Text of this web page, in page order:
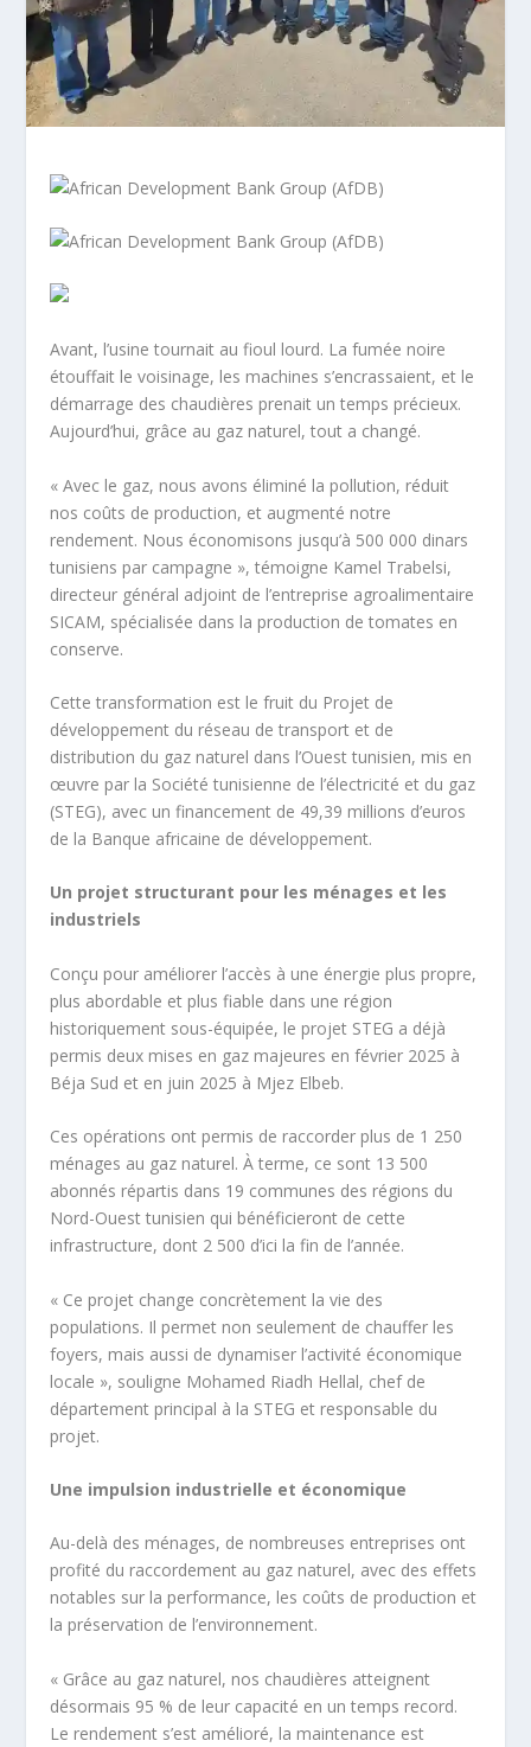
Avant, l’usine tournait au fioul lourd. La fumée noire
étouffait le voisinage, les machines s’encrassaient, et le
démarrage des chaudières prenait un temps précieux.
Aujourd’hui, grâce au gaz naturel, tout a changé.
« Avec le gaz, nous avons éliminé la pollution, réduit
nos coûts de production, et augmenté notre
rendement. Nous économisons jusqu’à 500 000 dinars
tunisiens par campagne », témoigne Kamel Trabelsi,
directeur général adjoint de l’entreprise agroalimentaire
SICAM, spécialisée dans la production de tomates en
conserve.
Cette transformation est le fruit du Projet de
développement du réseau de transport et de
distribution du gaz naturel dans l’Ouest tunisien, mis en
œuvre par la Société tunisienne de l’électricité et du gaz
(STEG), avec un financement de 49,39 millions d’euros
de la Banque africaine de développement.
Un projet structurant pour les ménages et les
industriels
Conçu pour améliorer l’accès à une énergie plus propre,
plus abordable et plus fiable dans une région
historiquement sous-équipée, le projet STEG a déjà
permis deux mises en gaz majeures en février 2025 à
Béja Sud et en juin 2025 à Mjez Elbeb.
Ces opérations ont permis de raccorder plus de 1 250
ménages au gaz naturel. À terme, ce sont 13 500
abonnés répartis dans 19 communes des régions du
Nord-Ouest tunisien qui bénéficieront de cette
infrastructure, dont 2 500 d’ici la fin de l’année.
« Ce projet change concrètement la vie des
populations. Il permet non seulement de chauffer les
foyers, mais aussi de dynamiser l’activité économique
locale », souligne Mohamed Riadh Hellal, chef de
département principal à la STEG et responsable du
projet.
Une impulsion industrielle et économique
Au-delà des ménages, de nombreuses entreprises ont
profité du raccordement au gaz naturel, avec des effets
notables sur la performance, les coûts de production et
la préservation de l’environnement.
« Grâce au gaz naturel, nos chaudières atteignent
désormais 95 % de leur capacité en un temps record.
Le rendement s’est amélioré, la maintenance est